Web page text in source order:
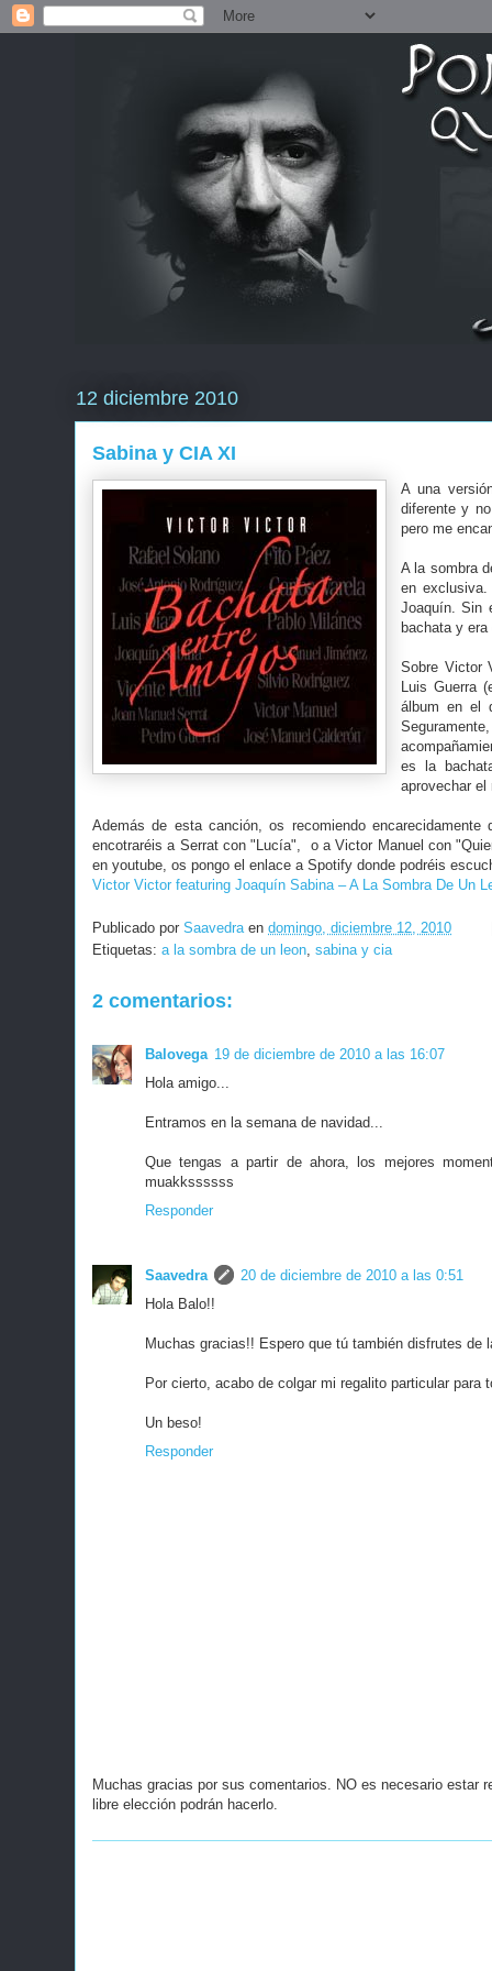
12 diciembre 2010
Sabina y CIA XI
A una
diferente y
pero me
A la sombra
en exclusiva.
Joaquín. Sin
bachata y
Sobre Victor
Luis Guerra
álbum en el
es la
aprovechar el
Además de esta canción, os recomiendo
encotraréis a Serrat con "Lucía", o a Victor Manuel con
en youtube, os pongo el enlace a Spotify donde podréis
Victor Victor featuring Joaquín Sabina – A La Sombra De Un
Publicado por Saavedra en domingo, diciembre 12, 2010
Etiquetas: a la sombra de un leon sabina y cia
2 comentarios:
Balovega 19 de diciembre de 2010 a las 16:07
Hola amigo...
Entramos en la semana de navidad...
Que tengas a partir de ahora, los mejores
muakkssssss
Responder
Saavedra
20 de diciembre de 2010 a las 0:51
Hola Balo!!
Muchas gracias!! Espero que tú también disfrutes
Por cierto, acabo de colgar mi regalito particular para
Un beso!
Responder
Muchas gracias por sus comentarios. NO es necesario estar
libre elección podrán hacerlo.